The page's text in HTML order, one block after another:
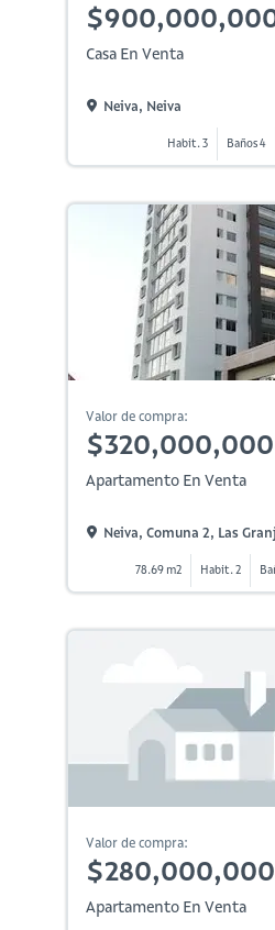
Casa En Venta
Neiva, Neiva
Habit. 3 Baños 4
Valor de compra:
$320,000,000
Apartamento En Venta
Neiva, Comuna 2, Las
78.69 m2 Habit. 2
Valor de compra:
$280,000,000
Apartamento En Venta